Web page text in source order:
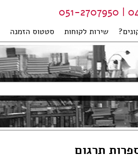
שירות לקוחות סטטוס הזמנה
04-
תרגום